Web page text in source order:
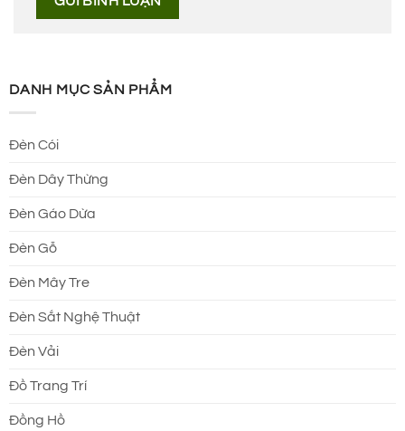
DANH MỤC SẢN PHẨM
Đèn Cói
Đèn Dây Thừng
Đèn Gáo Dừa
Đèn Gỗ
Đèn Mây Tre
Đèn Sắt Nghệ Thuật
Đèn Vải
Đồ Trang Trí
Đồng Hồ